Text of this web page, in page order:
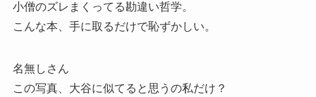
小僧のズレまくってる勘違い哲学。
こんな本、手に取るだけで恥ずかしい。
名無しさん
この写真、大谷に似てると思うの私だけ？